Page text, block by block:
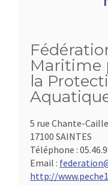
Maritime
la
5 rue Chante-
17100 SAINTES
Téléphone :
Email :
http://